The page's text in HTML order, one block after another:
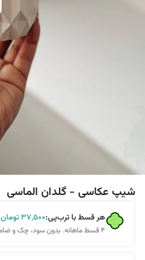
شیپ عکاسی - گلدان الماسی
هر قسط با ترب‌پی:۳۷٬۵۰۰تومان
۴ قسط ماهانه. بدون سود، چک و ضامن.